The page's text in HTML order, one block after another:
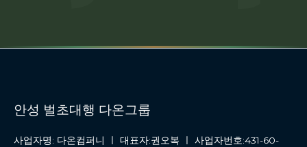
안성 벌초대행 다온그룹
사업자명: 다온컴퍼니 ㅣ 대표자:권오복 ㅣ 사업자번호:431-60-